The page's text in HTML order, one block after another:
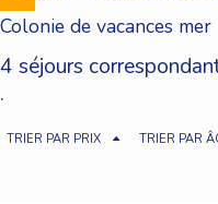
Colonie de vacances mer
4 séjours
.
TRIER PAR PRIX TRIER PAR